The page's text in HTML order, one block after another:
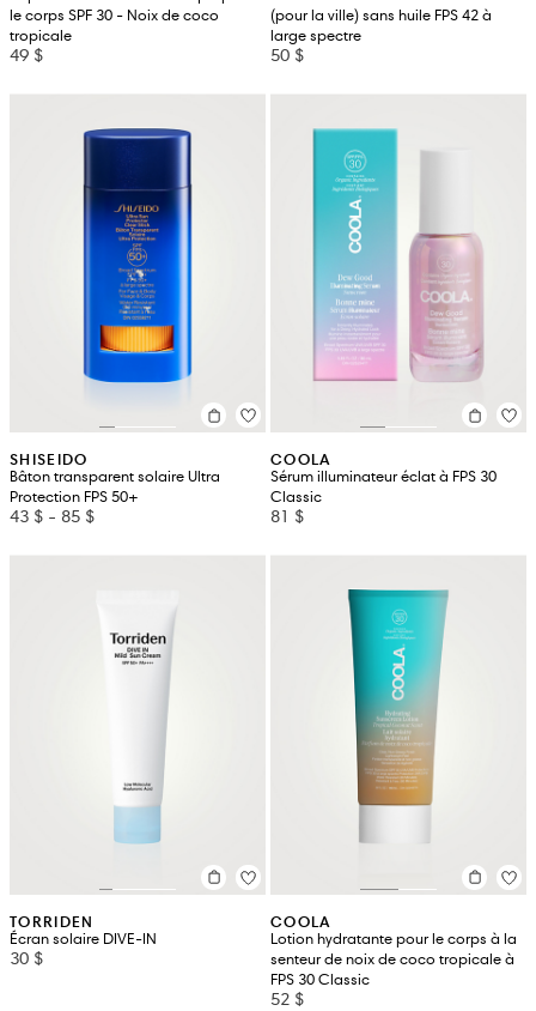
le corps SPF 30 - Noix de coco
tropicale
49 $
(pour la ville) sans huile FPS 42 à
large spectre
50 $
SHISEIDO
Bâton transparent solaire Ultra
Protection FPS 50+
43 $ - 85 $
COOLA
Sérum illuminateur éclat à FPS 30
Classic
81 $
TORRIDEN
Écran solaire DIVE-IN
30 $
COOLA
Lotion hydratante pour le corps à la
senteur de noix de coco tropicale à
FPS 30 Classic
52 $